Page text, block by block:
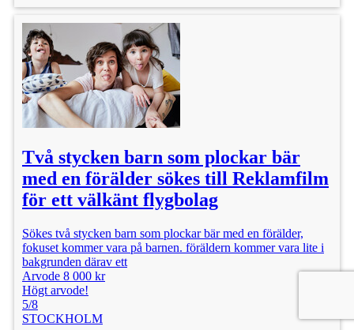
Två stycken barn som plockar bär
med en förälder sökes till Reklamfilm
för ett välkänt flygbolag
Sökes två stycken barn som plockar bär med en förälder,
fokuset kommer vara på barnen. föräldern kommer vara lite i
bakgrunden därav ett
Arvode 8 000 kr
Högt arvode!
5/8
STOCKHOLM